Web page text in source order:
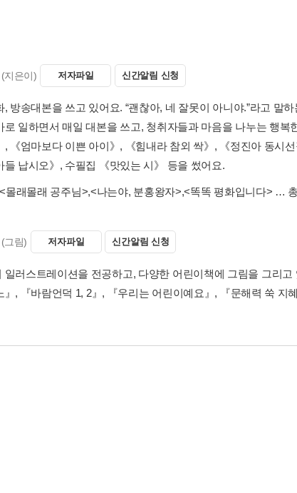
밭 / 감자밭에서 부글부글 / 쏙 들어간다 / 살살 깻잎, 조심조심
중 / 오메, 어쩐다냐 / 토란 캐기 / 점심 혼자 먹는 날 / 정말 슬플
마보다 더 이쁘다
보면 / 버스 손잡이 / 엄마보다 이쁜 아이 / 참 힘센 말 / 괜히 / 추
생님 모자 / 눈잣나무가 바람을 대하는 법 / 보인다, 들린다 / 함